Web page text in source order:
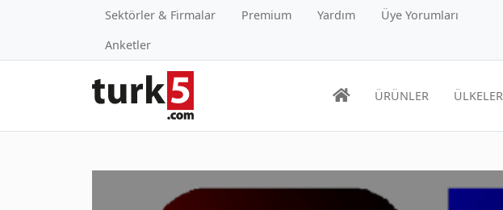
Sektörler & Firmalar Premium Yardım
Üye Yorumları
Anketler
ÜRÜNLER ÜLKELER